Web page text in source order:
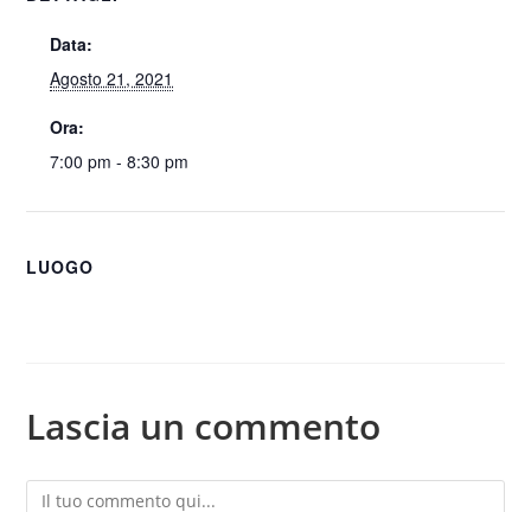
Data:
Agosto 21, 2021
Ora:
7:00 pm - 8:30 pm
LUOGO
Lascia un commento